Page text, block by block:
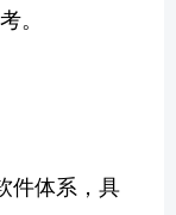
。
件体系，具